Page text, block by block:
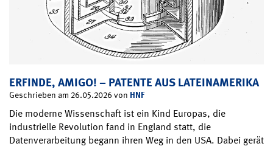
ERFINDE, AMIGO! – PATENTE AUS LATEINAMERIKA
Geschrieben am 26.05.2026 von HNF
Die moderne Wissenschaft ist ein Kind Europas, die
industrielle Revolution fand in England statt, die
Datenverarbeitung begann ihren Weg in den USA. Dabei gerät